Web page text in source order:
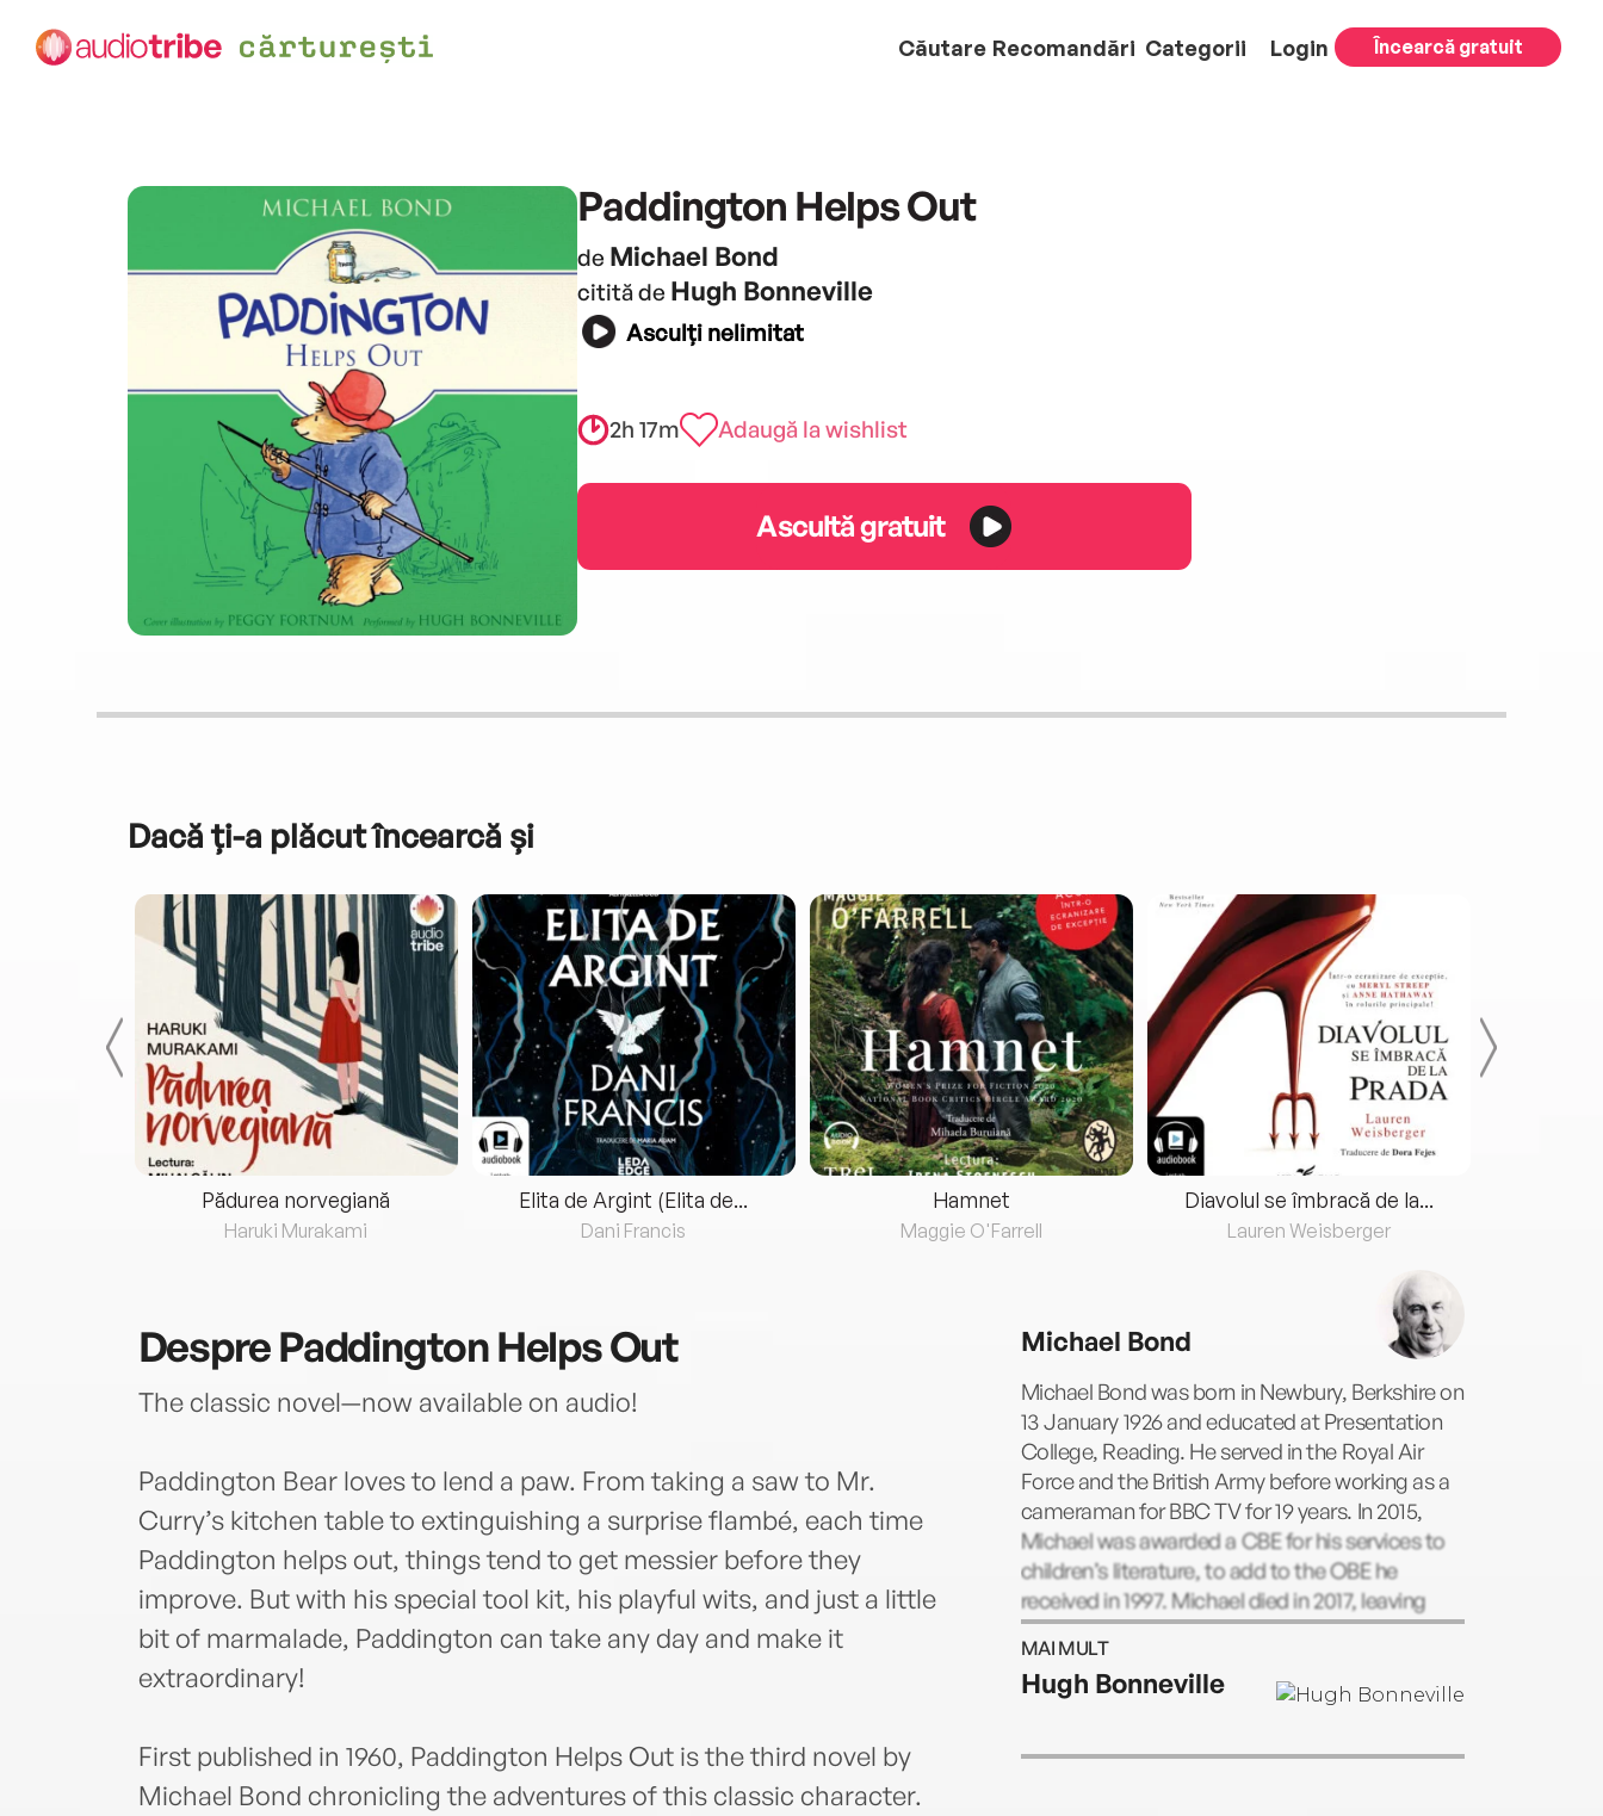
Căutare Recomandări Categorii Login Încearcă gratuit
Paddington Helps Out
de Michael Bond
citită de Hugh Bonneville
Asculți nelimitat
2h 17m Adaugă la wishlist
Ascultă gratuit
Dacă ți-a plăcut încearcă și
Pădurea norvegiană
Haruki Murakami
Elita de Argint (Elita de...
Dani Francis
Hamnet
Maggie O'Farrell
Diavolul se îmbracă de la...
Lauren Weisberger
DesprePaddington Helps Out
The classic novel—now available on audio!
Paddington Bear loves to lend a paw. From taking a saw to Mr.
Curry’s kitchen table to extinguishing a surprise flambé, each time
Paddington helps out, things tend to get messier before they
improve. But with his special tool kit, his playful wits, and just a little
bit of marmalade, Paddington can take any day and make it
extraordinary!
First published in 1960, Paddington Helps Out is the third novel by
Michael Bond chronicling the adventures of this classic character.
Michael Bond
Michael Bond was born in Newbury, Berkshire on
13 January 1926 and educated at Presentation
College, Reading. He served in the Royal Air
Force and the British Army before working as a
cameraman for BBC TV for 19 years. In 2015,
Michael was awarded a CBE for his services to
children’s literature, to add to the OBE he
received in 1997. Michael died in 2017, leaving
behind one of the great literary legacies of our
time.
MAI MULT
Hugh Bonneville